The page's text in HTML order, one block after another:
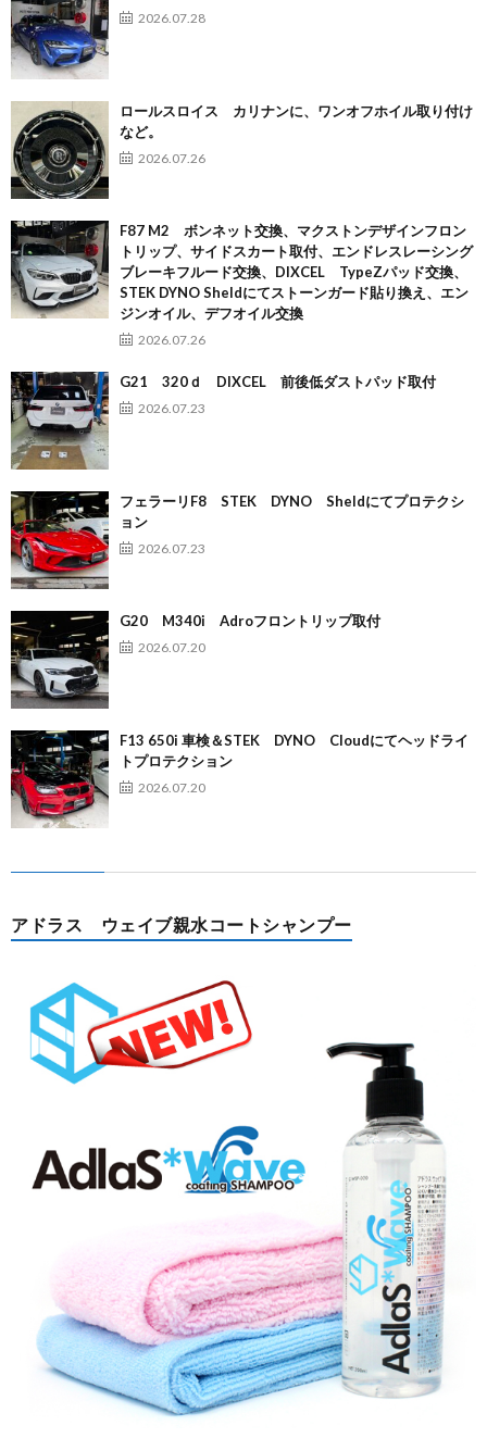
2026.07.28
ロールスロイス カリナンに、ワンオフホイル取り付け
など。
2026.07.26
F87 M2 ボンネット交換、マクストンデザインフロン
トリップ、サイドスカート取付、エンドレスレーシング
ブレーキフルード交換、DIXCEL TypeZパッド交換、
STEK DYNO Sheldにてストーンガード貼り換え、エン
ジンオイル、デフオイル交換
2026.07.26
G21 320ｄ DIXCEL 前後低ダストパッド取付
2026.07.23
フェラーリF8 STEK DYNO Sheldにてプロテクシ
ョン
2026.07.23
G20 M340i Adroフロントリップ取付
2026.07.20
F13 650i 車検＆STEK DYNO Cloudにてヘッドライ
トプロテクション
2026.07.20
アドラス ウェイブ親水コートシャンプー